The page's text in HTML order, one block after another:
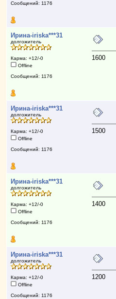
Сообщений: 1176
Ирина-iriska***31
долгожитель
Карма: +12/-0
Offline
Сообщений: 1176
1600
Ирина-iriska***31
долгожитель
Карма: +12/-0
Offline
Сообщений: 1176
1500
Ирина-iriska***31
долгожитель
Карма: +12/-0
Offline
Сообщений: 1176
1400
Ирина-iriska***31
долгожитель
Карма: +12/-0
Offline
Сообщений: 1176
1200